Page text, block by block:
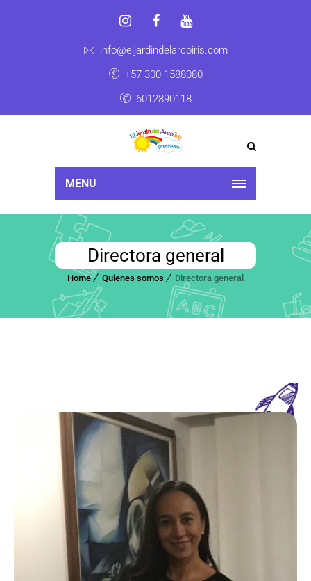
info@eljardindelarcoiris.com
+57 300 1588080
6012890118
MENU
Directora general
Home Quienes somos Directora general